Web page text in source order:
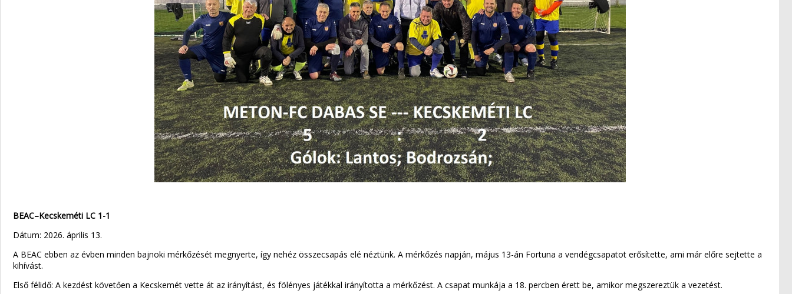
BEAC–Kecskeméti LC 1-1
Dátum: 2026. április 13.
A BEAC ebben az évben minden bajnoki mérkőzését megnyerte, így nehéz összecsapás elé néztünk. A mérkőzés napján, május 13-án Fortuna a vendégcsapatot erősítette, ami már előre sejtette a
kihívást.
Első félidő: A kezdést követően a Kecskemét vette át az irányítást, és fölényes játékkal irányította a mérkőzést. A csapat munkája a 18. percben érett be, amikor megszereztük a vezetést.